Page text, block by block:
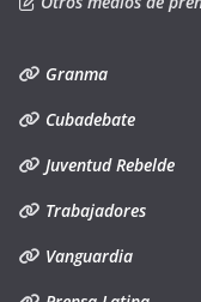
Granma
Cubadebate
Juventud Rebelde
Trabajadores
Vanguardia